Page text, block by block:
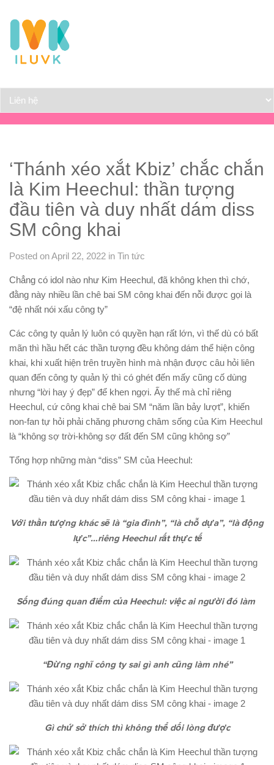
‘Thánh xéo xắt Kbiz’ chắc chắn
là Kim Heechul: thần tượng
đầu tiên và duy nhất dám diss
SM công khai
Posted on April 22, 2022 in Tin tức
Chẳng có idol nào như Kim Heechul, đã không khen thì chớ,
đằng này nhiều lần chê bai SM công khai đến nỗi được gọi là
“đệ nhất nói xấu công ty”
Các công ty quản lý luôn có quyền hạn rất lớn, vì thế dù có bất
mãn thì hầu hết các thần tượng đều không dám thể hiện công
khai, khi xuất hiện trên truyền hình mà nhận được câu hỏi liên
quan đến công ty quản lý thì có ghét đến mấy cũng cố dùng
nhưng “lời hay ý đẹp” để khen ngợi. Ấy thế mà chỉ riêng
Heechul, cứ công khai chê bai SM “năm lần bảy lượt”, khiến
non-fan tự hỏi phải chăng phương châm sống của Kim Heechul
là “không sợ trời-không sợ đất đến SM cũng không sợ”
Tổng hợp những màn “diss” SM của Heechul:
Với thần tượng khác sẽ là “gia đình”, “là chỗ dựa”, “là động
lực”…riêng Heechul rất thực tế
Sống đúng quan điểm của Heechul: việc ai người đó làm
“Đừng nghĩ công ty sai gì anh cũng làm nhé”
Gì chứ sở thích thì không thể dối lòng được